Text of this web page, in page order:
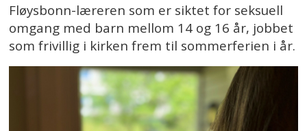
Fløysbonn-læreren som er siktet for seksuell
omgang med barn mellom 14 og 16 år, jobbet
som frivillig i kirken frem til sommerferien i år.